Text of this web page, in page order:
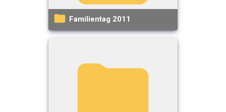
Familientag 2011